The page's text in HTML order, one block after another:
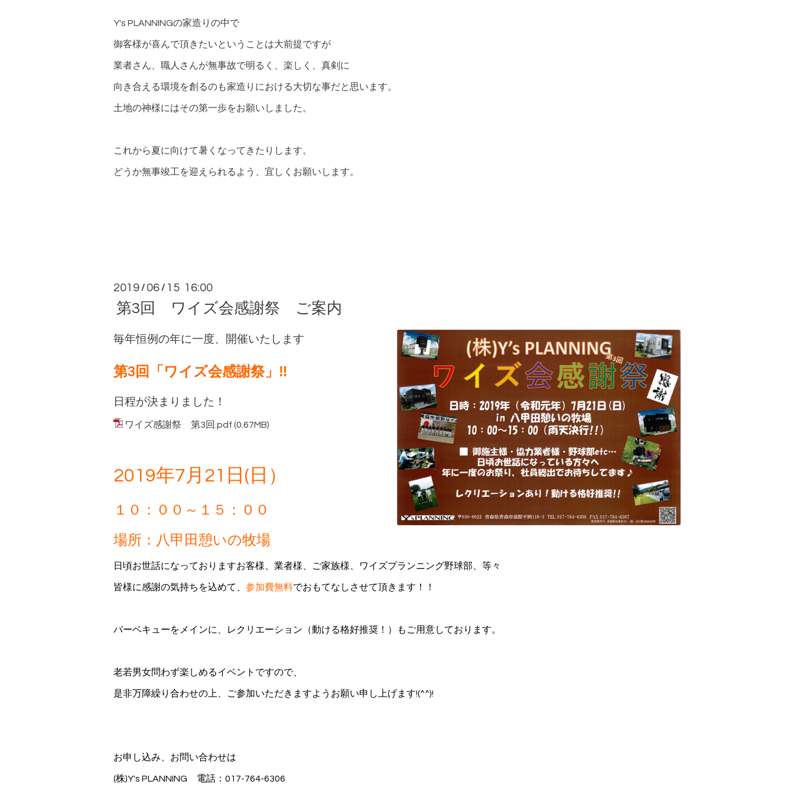
Y's PLANNINGの家造りの中で
御客様が喜んで頂きたいということは大前提ですが
業者さん、職人さんが無事故で明るく、楽しく、真剣に
向き合える環境を創るのも家造りにおける大切な事だと思います。
土地の神様にはその第一歩をお願いしました。
これから夏に向けて暑くなってきたりします。
どうか無事竣工を迎えられるよう、宜しくお願いします。
2019 / 06 / 15 16:00
第3回 ワイズ会感謝祭 ご案内
毎年恒例の年に一度、開催いたします
第3回「ワイズ会感謝祭」‼
日程が決まりました！
ワイズ感謝祭 第3回 .pdf (0.67MB)
2019年7月21日(日）
１０：００～１５：００
場所：八甲田憩いの牧場
日頃お世話になっておりますお客様、業者様、ご家族様、ワイズプランニング野球部、等々
皆様に感謝の気持ちを込めて、 参加費無料でおもてなしさせて頂きます！！
バーベキューをメインに、レクリエーション（動ける格好推奨！） もご用意しております。
老若男女問わず楽しめるイベントですので、
是非万障繰り合わせの上、 ご参加いただきますようお願い申し上げます!(^^)!
お申し込み、お問い合わせは
(株)Y's PLANNING 電話：017-764-6306